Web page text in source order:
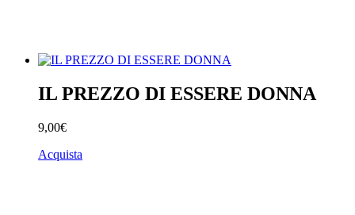
IL PREZZO DI ESSERE DONNA
9,00€
Acquista